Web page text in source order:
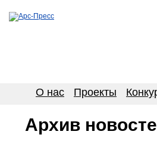
О нас Проекты
Архив